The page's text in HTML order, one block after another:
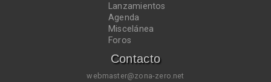
Lanzamientos
Agenda
Miscelánea
Foros
Contacto
webmaster@zona-zero.net